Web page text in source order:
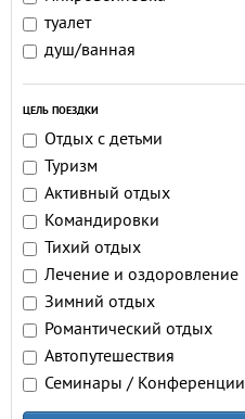
туалет
душ/ванная
ЦЕЛЬ ПОЕЗДКИ
Отдых с детьми
Туризм
Активный отдых
Командировки
Тихий отдых
Лечение и оздоровление
Зимний отдых
Романтический отдых
Автопутешествия
Семинары / Конференции